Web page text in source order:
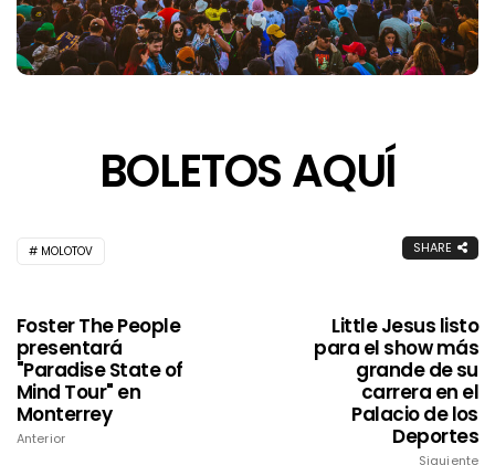
BOLETOS AQUÍ
MOLOTOV SHARE
Foster The People
presentará
"Paradise State of
Mind Tour" en
Monterrey
Anterior
Little Jesus listo
para el show más
grande de su
carrera en el
Palacio de los
Deportes
Siguiente